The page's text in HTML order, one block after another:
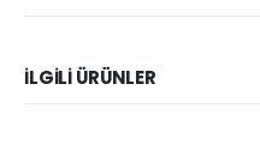
İLGILI ÜRÜNLER